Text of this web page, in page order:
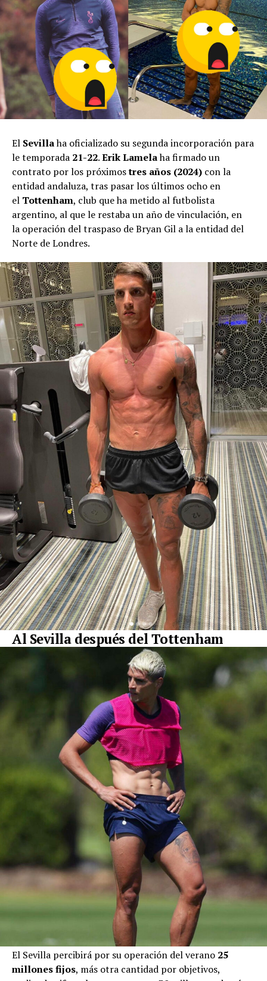
El Sevillaha oficializado su segunda incorporación para
le temporada 21-22.Erik Lamelaha firmado un
contrato por los próximostres años (2024) con la
entidad andaluza, tras pasar los últimos ocho en
el Tottenham, club que ha metido al futbolista
argentino, al que le restaba un año de vinculación, en
la operación del traspaso de Bryan Gil a la entidad del
Norte de Londres.
Al Sevilla después del Tottenham
El Sevilla percibirá por su operación del verano 25
millones fijos, más otra cantidad por objetivos,